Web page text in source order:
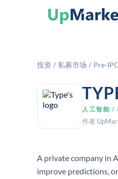
投资 / 私募市场 / Pre-
人工智能 /
作者
A private company in
improve predictions,